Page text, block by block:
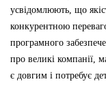
усвідомлюють, що
конкурентною
програмного
про великі компанії,
є довгим і потребує